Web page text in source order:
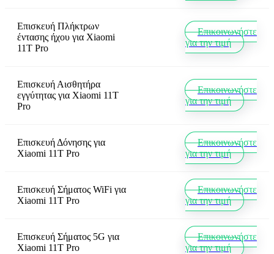
Επισκευή Πλήκτρων
έντασης ήχου για Xiaomi
11T Pro
Επικοινωνήστε
για την τιμή
Επισκευή Αισθητήρα
εγγύτητας για Xiaomi 11T
Pro
Επικοινωνήστε
για την τιμή
Επισκευή Δόνησης για
Xiaomi 11T Pro
Επικοινωνήστε
για την τιμή
Επισκευή Σήματος WiFi για
Xiaomi 11T Pro
Επικοινωνήστε
για την τιμή
Επισκευή Σήματος 5G για
Xiaomi 11T Pro
Επικοινωνήστε
για την τιμή